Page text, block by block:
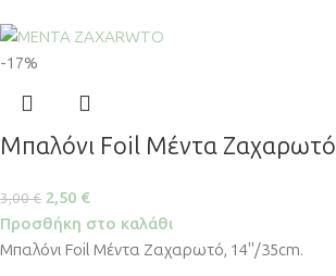
-17%
Μπαλόνι Foil Μέντα Ζαχαρωτό
3,00€ 2,50 €
Προσθήκη στο καλάθι
Μπαλόνι Foil Μέντα Ζαχαρωτό, 14''/35cm.